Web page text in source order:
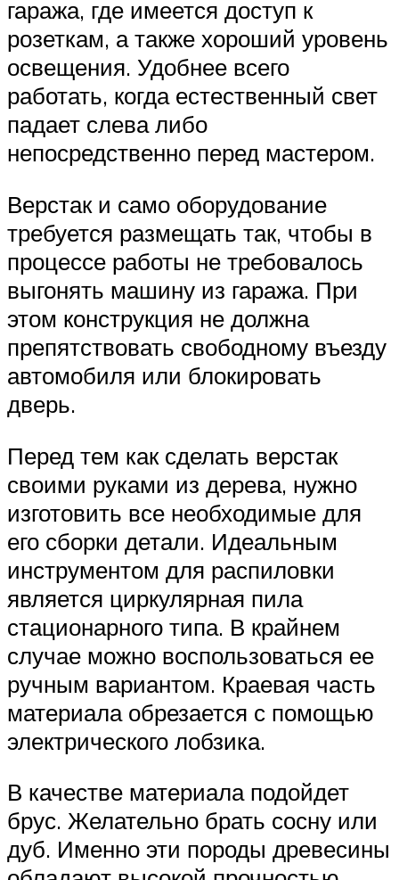
гаража, где имеется доступ к
розеткам, а также хороший уровень
освещения. Удобнее всего
работать, когда естественный свет
падает слева либо
непосредственно перед мастером.
Верстак и само оборудование
требуется размещать так, чтобы в
процессе работы не требовалось
выгонять машину из гаража. При
этом конструкция не должна
препятствовать свободному въезду
автомобиля или блокировать
дверь.
Перед тем как сделать верстак
своими руками из дерева, нужно
изготовить все необходимые для
его сборки детали. Идеальным
инструментом для распиловки
является циркулярная пила
стационарного типа. В крайнем
случае можно воспользоваться ее
ручным вариантом. Краевая часть
материала обрезается с помощью
электрического лобзика.
В качестве материала подойдет
брус. Желательно брать сосну или
дуб. Именно эти породы древесины